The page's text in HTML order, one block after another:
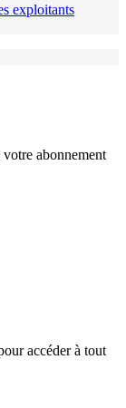
exploitants
abonnement
accéder à tout